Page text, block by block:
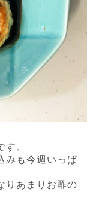
。
みも今週いっぱ
りあまりお酢の